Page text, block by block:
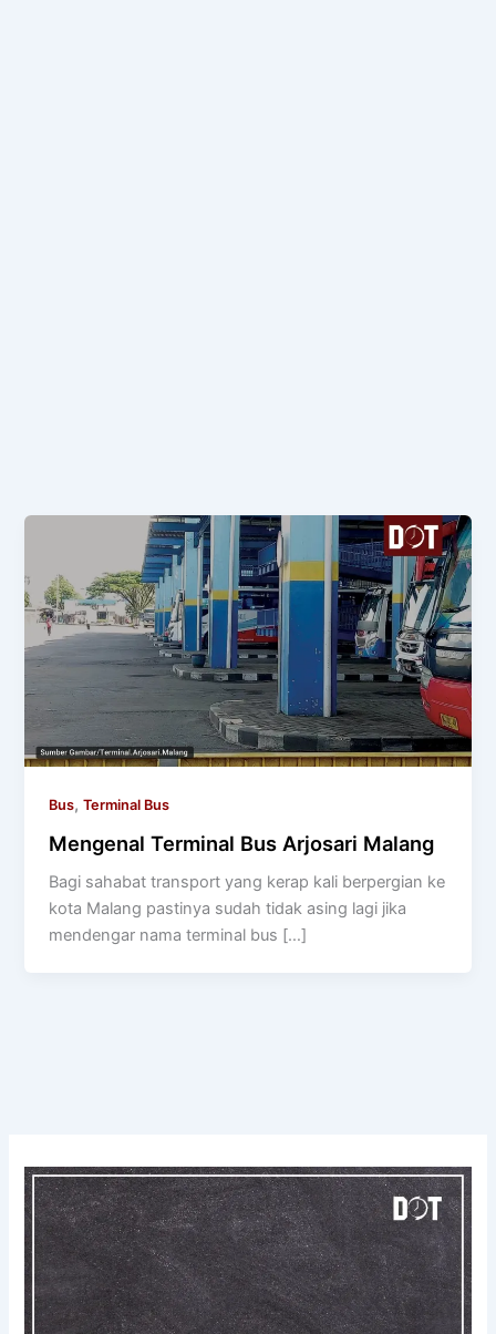
Bus,Terminal Bus
Mengenal Terminal Bus Arjosari Malang
Bagi sahabat transport yang kerap kali berpergian ke
kota Malang pastinya sudah tidak asing lagi jika
mendengar nama terminal bus […]